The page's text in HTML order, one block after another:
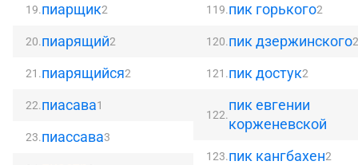
19.пиарщик2
20.пиарящий2
21.пиарящийся2
22.пиасава1
23.пиассава3
119.пик горького2
120.пик дзержинского
121.пик достук2
122.
пик евгении
корженевской
123.пик кангбахен2